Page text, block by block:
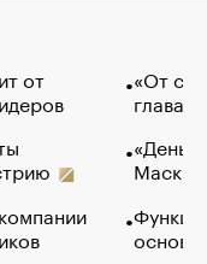
от
«От
глава
Маск в
основ